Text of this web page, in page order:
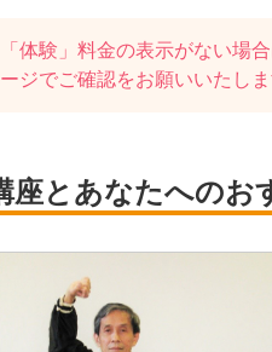
「体験」料金の表示がない場
ージでご確認をお願いいたしま